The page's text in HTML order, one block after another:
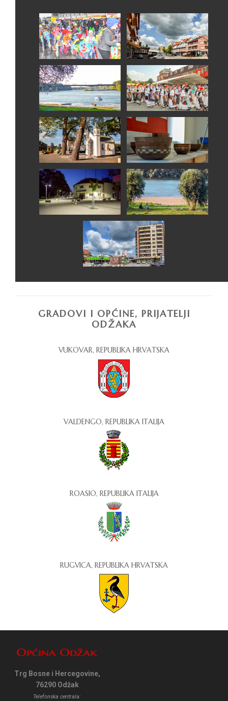
GRADOVI I OPĆINE, PRIJATELJI
ODŽAKA
VUKOVAR, REPUBLIKA HRVATSKA
VALDENGO, REPUBLIKA ITALIJA
ROASIO, REPUBLIKA ITALIJA
RUGVICA, REPUBLIKA HRVATSKA
Trg Bosne i Hercegovine,
76290 Odžak
Telefonska centrala: